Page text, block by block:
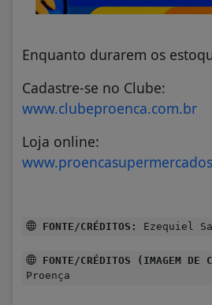
Enquanto durarem os
Cadastre-se no Clube:
www.clubeproenca.com.br
Loja online:
FONTE/CRÉDITOS: Ezequiel
FONTE/CRÉDITOS (IMAGEM DE
Proença